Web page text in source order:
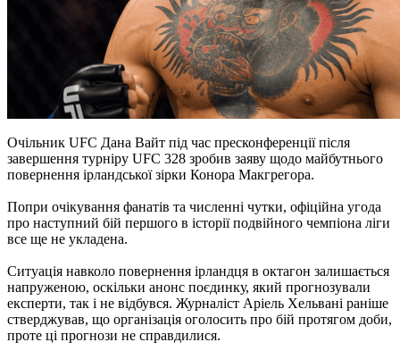
Очільник UFC Дана Вайт під час пресконференції після
завершення турніру UFC 328 зробив заяву щодо майбутнього
повернення ірландської зірки Конора Макгрегора.
Попри очікування фанатів та численні чутки, офіційна угода
про наступний бій першого в історії подвійного чемпіона ліги
все ще не укладена.
Ситуація навколо повернення ірландця в октагон залишається
напруженою, оскільки анонс поєдинку, який прогнозували
експерти, так і не відбувся. Журналіст Аріель Хельвані раніше
стверджував, що організація оголосить про бій протягом доби,
проте ці прогнози не справдилися.